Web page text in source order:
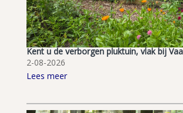
Kent u de verborgen pluktuin, vlak bij
2-08-2026
Lees meer